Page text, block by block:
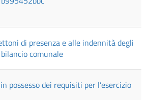
di presenza e alle indennità degli
comunale
possesso dei requisiti per l’esercizio